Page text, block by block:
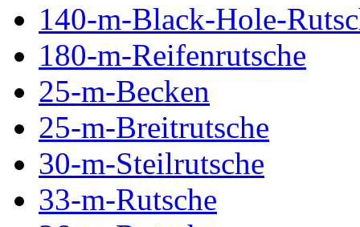
140-m-Black-Hole-
180-m-Reifenrutsche
25-m-Becken
25-m-Breitrutsche
30-m-Steilrutsche
33-m-Rutsche